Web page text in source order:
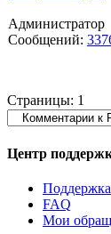
Администратор
Сообщений:
Страницы: 1
Центр
Поддержка
FAQ
Мои